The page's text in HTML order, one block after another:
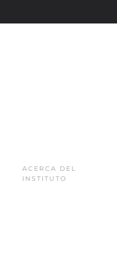
ACERCA DEL
INSTITUTO